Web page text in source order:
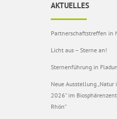
AKTUELLES
Partnerschaftstreffen in
Licht aus – Sterne an!
Sternenführung in
Neue Ausstellung „Natur
2026“ im
Rhön“